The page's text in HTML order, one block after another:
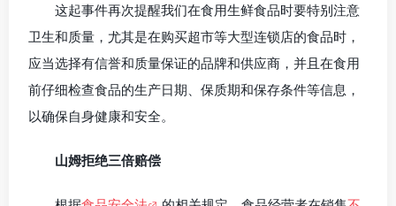
这起事件再次提醒我们在食用生鲜食品时要特别注意
卫生和质量，尤其是在购买超市等大型连锁店的食品时，
应当选择有信誉和质量保证的品牌和供应商，并且在食用
前仔细检查食品的生产日期、保质期和保存条件等信息，
以确保自身健康和安全。
山姆拒绝三倍赔偿